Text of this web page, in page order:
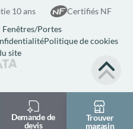
10 ans
Certifiés NF
Portes
Politique de cookies
site
Site réalisé par Data Projekt
Demande de
devis
Trouver
magasin